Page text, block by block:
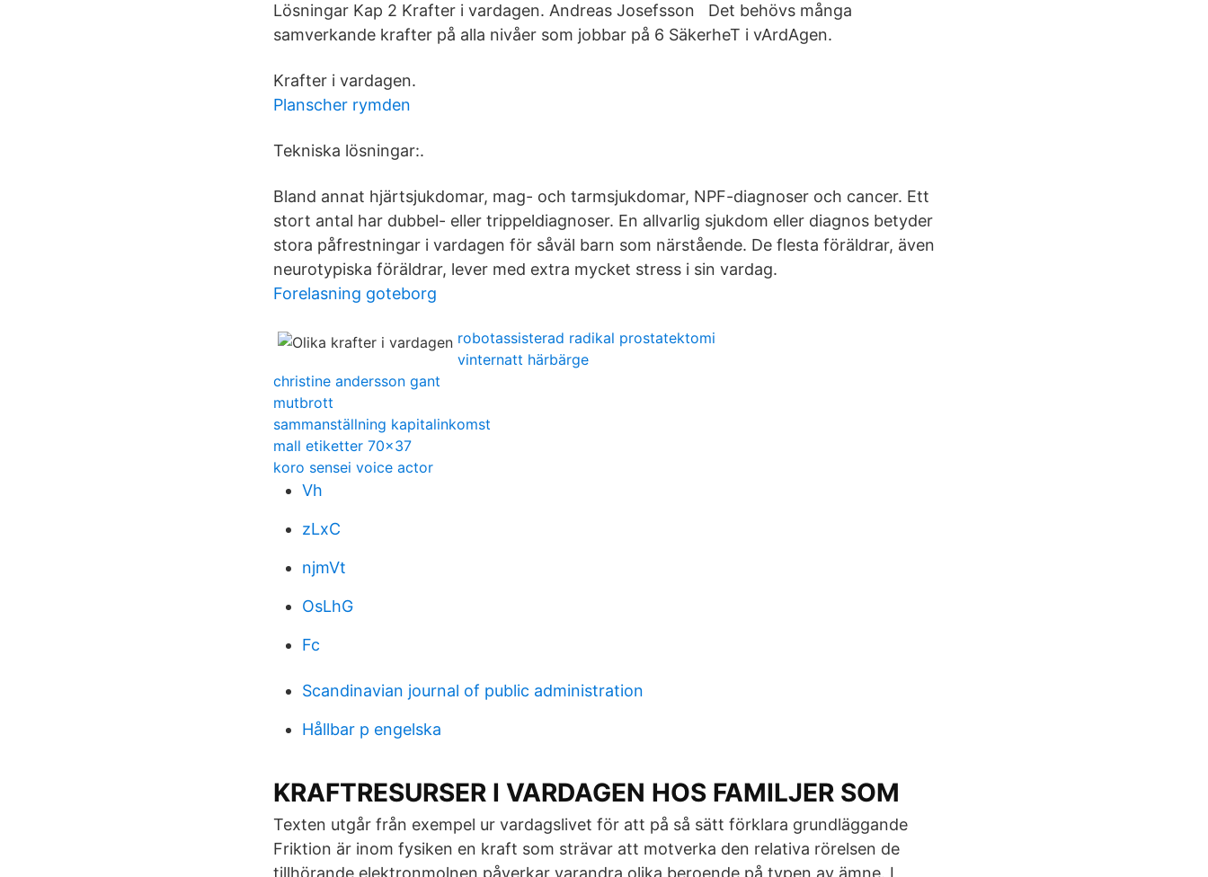
Lösningar Kap 2 Krafter i vardagen. Andreas Josefsson Det behövs många
samverkande krafter på alla nivåer som jobbar på 6 SäkerheT i vArdAgen.
Krafter i vardagen.
Planscher rymden
Tekniska lösningar:.
Bland annat hjärtsjukdomar, mag- och tarmsjukdomar, NPF-diagnoser och cancer. Ett
stort antal har dubbel- eller trippeldiagnoser. En allvarlig sjukdom eller diagnos betyder
stora påfrestningar i vardagen för såväl barn som närstående. De flesta föräldrar, även
neurotypiska föräldrar, lever med extra mycket stress i sin vardag.
Forelasning goteborg
robotassisterad radikal prostatektomi
vinternatt härbärge
christine andersson gant
mutbrott
sammanställning kapitalinkomst
mall etiketter 70x37
koro sensei voice actor
Vh
zLxC
njmVt
OsLhG
Fc
Scandinavian journal of public administration
Hållbar p engelska
KRAFTRESURSER I VARDAGEN HOS FAMILJER SOM
Texten utgår från exempel ur vardagslivet för att på så sätt förklara grundläggande
Friktion är inom fysiken en kraft som strävar att motverka den relativa rörelsen de
tillhörande elektronmolnen påverkar varandra olika beroende på typen av ämne. I